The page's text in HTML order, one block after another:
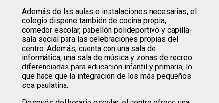
Además de las aulas e instalaciones necesarias, el
colegio dispone también de cocina propia,
comedor escolar, pabellón polideportivo y capilla-
sala social para las celebraciones propias del
centro. Además, cuenta con una sala de
informática, una sala de música y zonas de recreo
diferenciadas para educación infantil y primaria, lo
que hace que la integración de los más pequeños
sea paulatina.